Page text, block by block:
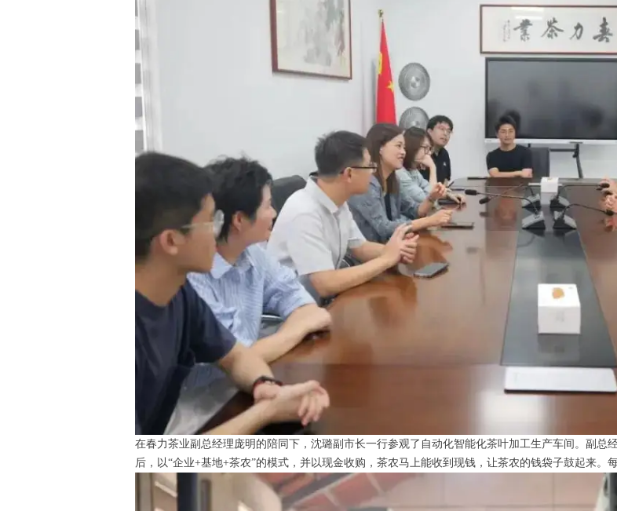
在春力茶业副总经理庞明的陪同下，沈璐副市长一行参观了自动化智能化茶叶加工生产车间。副总
后，以“企业+基地+茶农”的模式，并以现金收购，茶农马上能收到现钱，让茶农的钱袋子鼓起来。